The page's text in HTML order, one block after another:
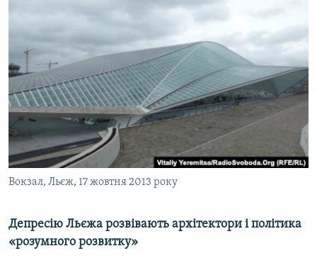
КИТАЙ.ВИКЛИКИ
МУЛЬТИМЕДІА
ФОТО
СПЕЦПРОЄКТИ
ПОДКАСТИ
УКР
КТАТ
Вокзал, Льєж, 17 жовтня 2013 року
Депресію Льєжа розвівають архітектори і політика
«розумного розвитку»